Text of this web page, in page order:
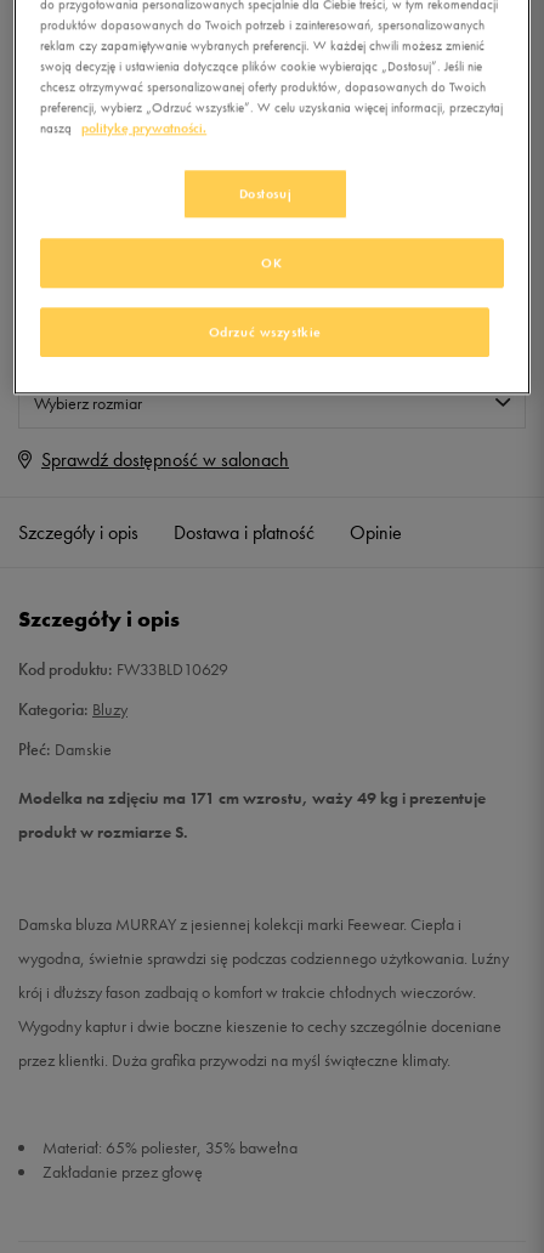
FEEWEAR BLUZA MURRAY
0.0(0
KLUBIE 50 STYLE
Produkt niedostępny
Jeśli artykuł będzie ponownie dostępny, otrzymasz od nas powiadomienie.
Wybierz rozmiar
BR Powiadom o dostępności
XS Powiadom o dostępności
L
Sprawdź dostępność w salonach
Szczegóły i opis Dostawa i płatność Opinie
Szczegóły i opis
Kod produktu: FW33BLD10629
Kategoria: Bluzy
Płeć: Damskie
Modelka na zdjęciu ma 171 cm wzrostu, waży 49 kg i prezentuje
produkt w rozmiarze S.
Damska bluza MURRAY z jesiennej kolekcji marki Feewear. Ciepła i
wygodna, świetnie sprawdzi się podczas codziennego użytkowania. Luźny
krój i dłuższy fason zadbają o komfort w trakcie chłodnych wieczorów.
Wygodny kaptur i dwie boczne kieszenie to cechy szczególnie doceniane
przez klientki. Duża grafika przywodzi na myśl świąteczne klimaty.
Materiał: 65% poliester, 35% bawełna
Zakładanie przez głowę
do przygotowania personalizowanych specjalnie dla Ciebie treści, w tym rekomendacji
produktów dopasowanych do Twoich potrzeb i zainteresowań, spersonalizowanych
reklam czy zapamiętywanie wybranych preferencji. W każdej chwili możesz zmienić
swoją decyzję i ustawienia dotyczące plików cookie wybierając „Dostosuj”. Jeśli nie
chcesz otrzymywać spersonalizowanej oferty produktów, dopasowanych do Twoich
preferencji, wybierz „Odrzuć wszystkie”. W celu uzyskania więcej informacji, przeczytaj
naszą
politykę prywatności.
Dostosuj
Odrzuć wszystkie
OK